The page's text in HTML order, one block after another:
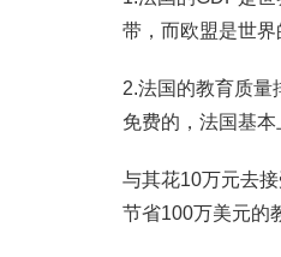
带，而欧盟是世
2.法国的教育质量
免费的，法国基本
与其花10万元去
节省100万美元的